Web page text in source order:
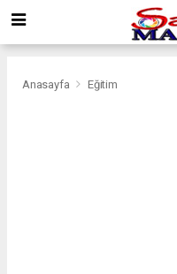
Anasayfa Eğitim